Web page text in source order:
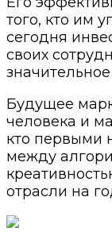
того, кто им
сегодня
своих
Будущее
человека и
кто первыми
между
отрасли на